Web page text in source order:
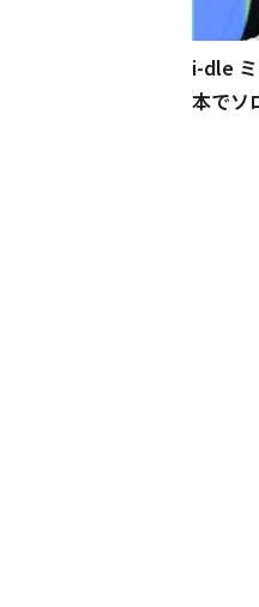
i-dle
本でソ